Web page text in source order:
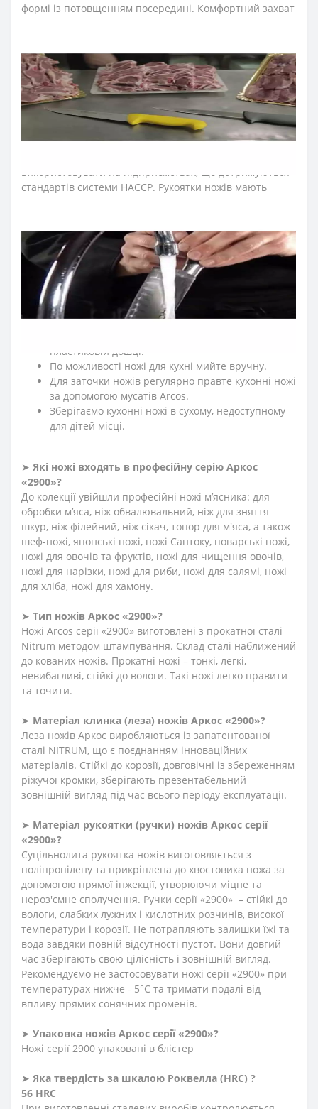
формі із потовщенням посередині. Комфортний захват
поліпропілену, що стійкий до кислот, хлору, миючих
засобів та високих температур. Антиковзкий виступ,
розміщений на кінці рукоятки ножа серії «2900», не
дозволяє руці повара зісковзнути та впливає на
безпечність його використання. Рукоятка гігієнічна
завдяки антибактеріальній обробці. Не розповсюджує
бактерії, грибки та плісняву.
стандартів системи HACCP. Рукоятки ножів мають
≡ЧАСТІ ПИТАННЯ ПРО ПРОФЕСІЙНІ НОЖІ ARCOS
СЕРІЇ «2900» ?
Як доглядати за кухонними ножами Аркос?
Мийте кухонні ножі відразу після використання.
Після експлуатації протирайте насухо кухонні
ножі м'якою тканиною.
пластиковій дошці.
По можливості ножі для кухні мийте вручну.
Для заточки ножів регулярно правте кухонні ножі
за допомогою мусатів Arcos.
Зберігаємо кухонні ножі в сухому, недоступному
для дітей місці.
➤ Які ножі входять в професійну серію Аркос
«2900»?
До колекції увійшли професійні ножі м’ясника: для
обробки м’яса, ніж обвалювальний, ніж для зняття
шкур, ніж філейний, ніж сікач, топор для м'яса, а також
шеф-ножі, японські ножі, ножі Сантоку, поварські ножі,
ножі для овочів та фруктів, ножі для чищення овочів,
ножі для нарізки, ножі для риби, ножі для салямі, ножі
для хліба, ножі для хамону.
➤ Тип ножів Аркос «2900»?
Ножі Arcos серії «2900» виготовлені з прокатної сталі
Nitrum методом штампування. Склад сталі наближений
до кованих ножів. Прокатні ножі – тонкі, легкі,
невибагливі, стійкі до вологи. Такі ножі легко правити
та точити.
➤ Матеріал клинка (леза) ножів Аркос «2900»?
Леза ножів Аркос виробляються із запатентованої
сталі NITRUM, що є поєднанням інноваційних
матеріалів. Стійкі до корозії, довговічні із збереженням
ріжучої кромки, зберігають презентабельний
зовнішній вигляд під час всього періоду експлуатації.
➤ Матеріал рукоятки (ручки) ножів Аркос серії
«2900»?
Суцільнолита рукоятка ножів виготовляється з
поліпропілену та прикріплена до хвостовика ножа за
допомогою прямої інжекції, утворюючи міцне та
нероз'ємне сполучення. Ручки серії «2900» – стійкі до
вологи, слабких лужних і кислотних розчинів, високої
температури і корозії. Не потрапляють залишки їжі та
вода завдяки повній відсутності пустот. Вони довгий
час зберігають свою цілісність і зовнішній вигляд.
Рекомендуємо не застосовувати ножі серії «2900» при
температурах нижче - 5°С та тримати подалі від
впливу прямих сонячних променів.
➤ Упаковка ножів Аркос серії «2900»?
Ножі серії 2900 упаковані в блістер
➤ Яка твердість за шкалою Роквелла (HRC) ?
56 HRC